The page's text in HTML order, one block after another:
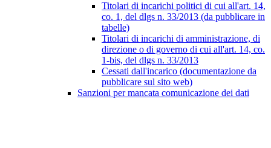
Titolari di incarichi politici di cui all'art. 14,
co. 1, del dlgs n. 33/2013 (da pubblicare in
tabelle)
Titolari di incarichi di amministrazione, di
direzione o di governo di cui all'art. 14, co.
1-bis, del dlgs n. 33/2013
Cessati dall'incarico (documentazione da
pubblicare sul sito web)
Sanzioni per mancata comunicazione dei dati